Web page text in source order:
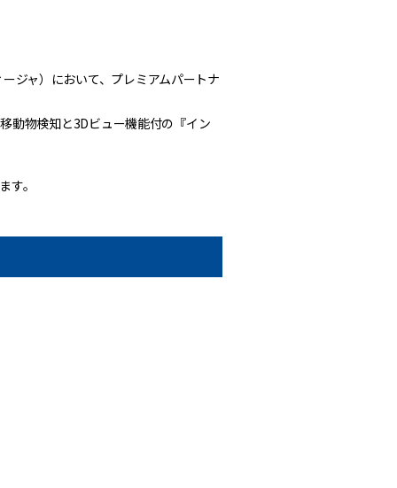
ジャ）において、プレミアムパートナ
動物検知と3Dビュー機能付の『イン
す。